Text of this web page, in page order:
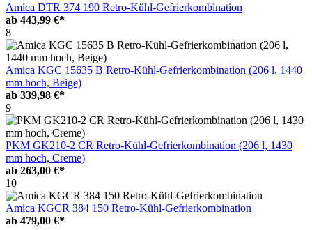
Amica DTR 374 190 Retro-Kühl-Gefrierkombination
ab 443,99 €*
8
Amica KGC 15635 B Retro-Kühl-Gefrierkombination (206 l, 1440
mm hoch, Beige)
ab 339,98 €*
9
PKM GK210-2 CR Retro-Kühl-Gefrierkombination (206 l, 1430
mm hoch, Creme)
ab 263,00 €*
10
Amica KGCR 384 150 Retro-Kühl-Gefrierkombination
ab 479,00 €*